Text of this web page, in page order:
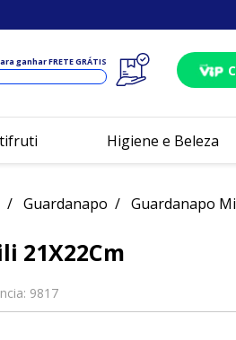
ganhar FRETE GRÁTIS
Higiene e Beleza
Guardanapo Guardanapo
21X22Cm
9817